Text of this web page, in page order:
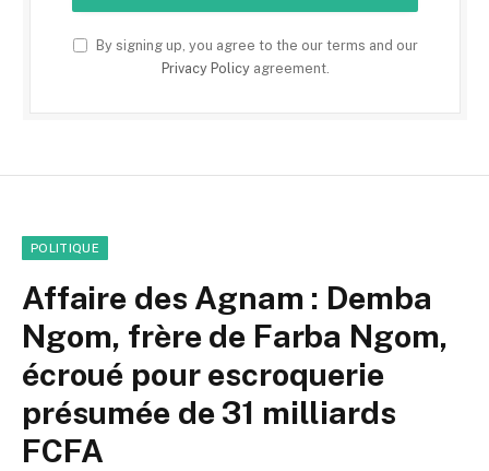
By signing up, you agree to the our terms and our
Privacy Policyagreement.
POLITIQUE
Affaire des Agnam : Demba
Ngom, frère de Farba Ngom,
écroué pour escroquerie
présumée de 31 milliards
FCFA